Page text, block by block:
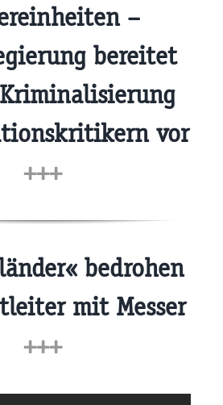
–
bereitet
vor
+++
bedrohen
mit Messer
+++